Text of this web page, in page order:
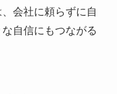
会社に頼らずに自
自信にもつながる